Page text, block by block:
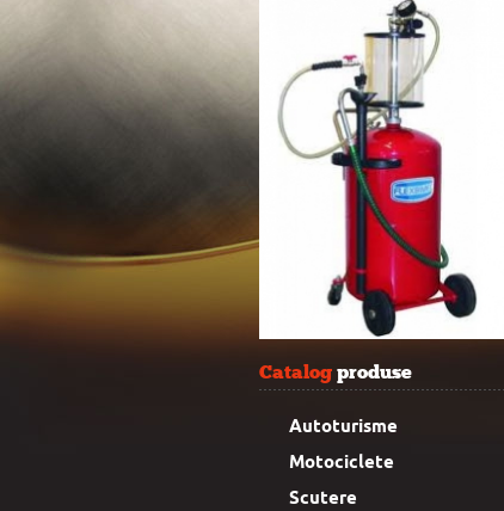
Catalog produse
Autoturisme
Motociclete
Scutere